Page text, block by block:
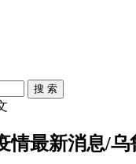
搜 索
情最新消息/